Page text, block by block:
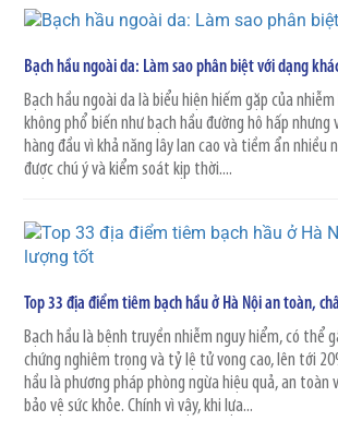
Bạch hầu ngoài da: Làm sao phân biệt với dạng
Bạch hầu ngoài da là biểu hiện hiếm gặp của
không phổ biến như bạch hầu đường hô hấp nhưng
hàng đầu vì khả năng lây lan cao và tiềm ẩn nhiều
được chú ý và kiểm soát kịp thời....
Top 33 địa điểm tiêm bạch hầu ở Hà Nội an toàn,
Bạch hầu là bệnh truyền nhiễm nguy hiểm, có thể
chứng nghiêm trọng và tỷ lệ tử vong cao, lên tới
hầu là phương pháp phòng ngừa hiệu quả, an
bảo vệ sức khỏe. Chính vì vậy, khi lựa...